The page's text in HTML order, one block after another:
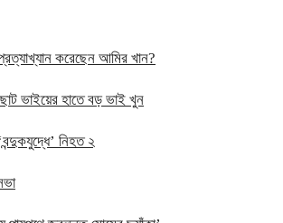
করেছেন আমির খান?
ভাইয়ের হাতে বড় ভাই খুন
নিহত ২